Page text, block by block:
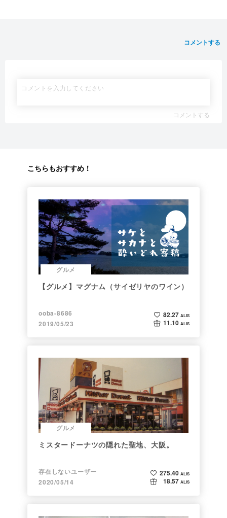
コメントする
コメントする
こちらもおすすめ！
グルメ
【グルメ】マグナム（サイゼリヤのワイン）
ooba-8686
2019/05/23
82.27 ALIS
11.10 ALIS
グルメ
ミスタードーナツの隠れた聖地、大阪。
存在しないユーザー
2020/05/14
275.40 ALIS
18.57 ALIS